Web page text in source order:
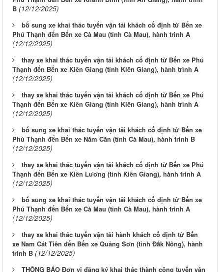
B (12/12/2025)
bổ sung xe khai thác tuyến vận tải khách cố định từ Bến xe
Phú Thạnh đến Bến xe Cà Mau (tỉnh Cà Mau), hành trình A
(12/12/2025)
thay xe khai thác tuyến vận tải khách cố định từ Bến xe Phú
Thạnh đến Bến xe Kiên Giang (tỉnh Kiên Giang), hành trình A
(12/12/2025)
thay xe khai thác tuyến vận tải khách cố định từ Bến xe Phú
Thạnh đến Bến xe Kiên Giang (tỉnh Kiên Giang), hành trình A
(12/12/2025)
bổ sung xe khai thác tuyến vận tải khách cố định từ Bến xe
Phú Thạnh đến Bến xe Năm Căn (tỉnh Cà Mau), hành trình B
(12/12/2025)
thay xe khai thác tuyến vận tải khách cố định từ Bến xe Phú
Thạnh đến Bến xe Kiên Lương (tỉnh Kiên Giang), hành trình A
(12/12/2025)
bổ sung xe khai thác tuyến vận tải khách cố định từ Bến xe
Phú Thạnh đến Bến xe Cà Mau (tỉnh Cà Mau), hành trình A
(12/12/2025)
thay xe khai thác tuyến vận tải hành khách cố định từ Bến
xe Nam Cát Tiên đến Bến xe Quảng Sơn (tỉnh Đắk Nông), hành
trình B (12/12/2025)
THÔNG BÁO Đơn vị đăng ký khai thác thành công tuyến vận